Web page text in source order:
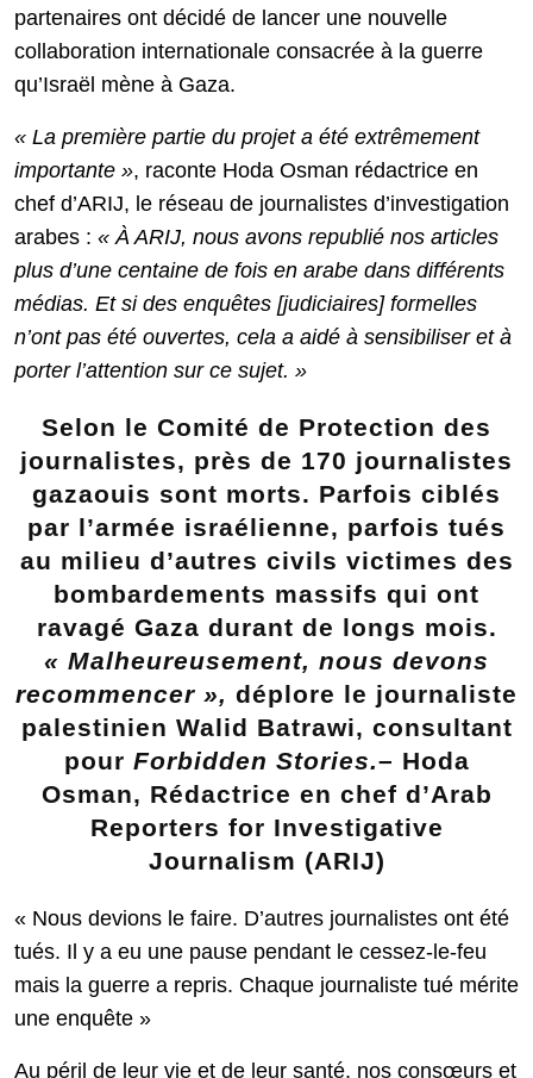
partenaires ont décidé de lancer une nouvelle
collaboration internationale consacrée à la guerre
qu’Israël mène à Gaza.
« La première partie du projet a été extrêmement
importante », raconte Hoda Osman rédactrice en
chef d’ARIJ, le réseau de journalistes d’investigation
arabes : « À ARIJ, nous avons republié nos articles
plus d’une centaine de fois en arabe dans différents
médias. Et si des enquêtes [judiciaires] formelles
n’ont pas été ouvertes, cela a aidé à sensibiliser et à
porter l’attention sur ce sujet. »
Selon le Comité de Protection des
journalistes, près de 170 journalistes
gazaouis sont morts. Parfois ciblés
par l’armée israélienne, parfois tués
au milieu d’autres civils victimes des
bombardements massifs qui ont
ravagé Gaza durant de longs mois.
« Malheureusement, nous devons
recommencer », déplore le journaliste
palestinien Walid Batrawi, consultant
pour Forbidden Stories.– Hoda
Osman, Rédactrice en chef d’Arab
Reporters for Investigative
Journalism (ARIJ)
« Nous devions le faire. D’autres journalistes ont été
tués. Il y a eu une pause pendant le cessez-le-feu
mais la guerre a repris. Chaque journaliste tué mérite
une enquête »
Au péril de leur vie et de leur santé, nos consœurs et